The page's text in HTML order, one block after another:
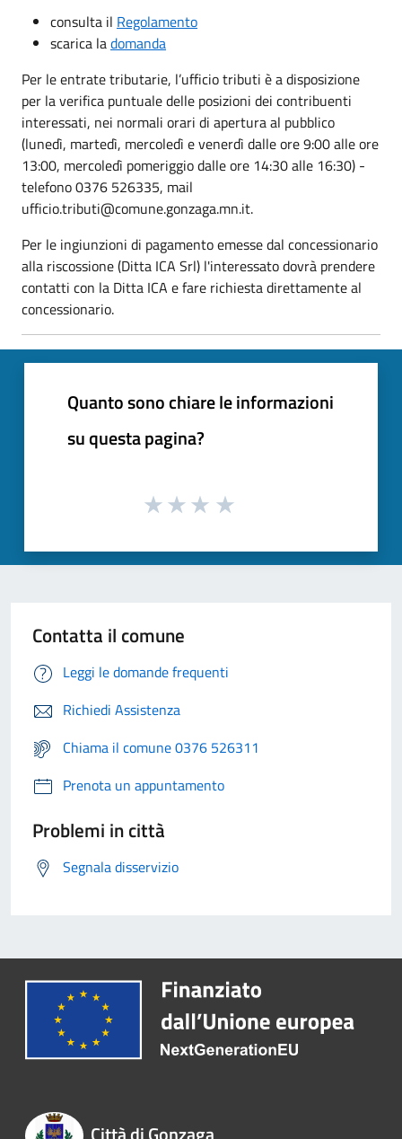
consulta il Regolamento
scarica ladomanda
Per le entrate tributarie, l’ufficio tributi è a disposizione
per la verifica puntuale delle posizioni dei contribuenti
interessati, nei normali orari di apertura al pubblico
(lunedì, martedì, mercoledì e venerdì dalle ore 9:00 alle ore
13:00, mercoledì pomeriggio dalle ore 14:30 alle 16:30) -
telefono 0376 526335, mail
ufficio.tributi@comune.gonzaga.mn.it.
Per le ingiunzioni di pagamento emesse dal concessionario
alla riscossione (Ditta ICA Srl) l'interessato dovrà prendere
contatti con la Ditta ICA e fare richiesta direttamente al
concessionario.
Quanto sono chiare le informazioni
su questa pagina?
Contatta il comune
Leggi le domande frequenti
Richiedi Assistenza
Chiama il comune 0376 526311
Prenota un appuntamento
Problemi in città
Segnala disservizio